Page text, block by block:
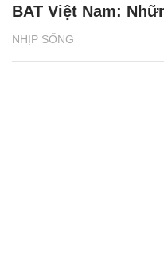
NHỊP SỐNG
BAT Việt Nam: